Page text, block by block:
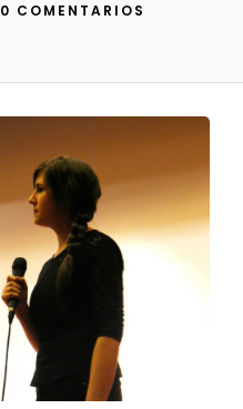
0 COMENTARIOS